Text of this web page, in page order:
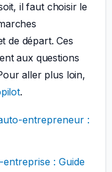
il faut choisir le
de départ. Ces
aux questions
aller plus loin,
.
entrepreneur :
: Guide